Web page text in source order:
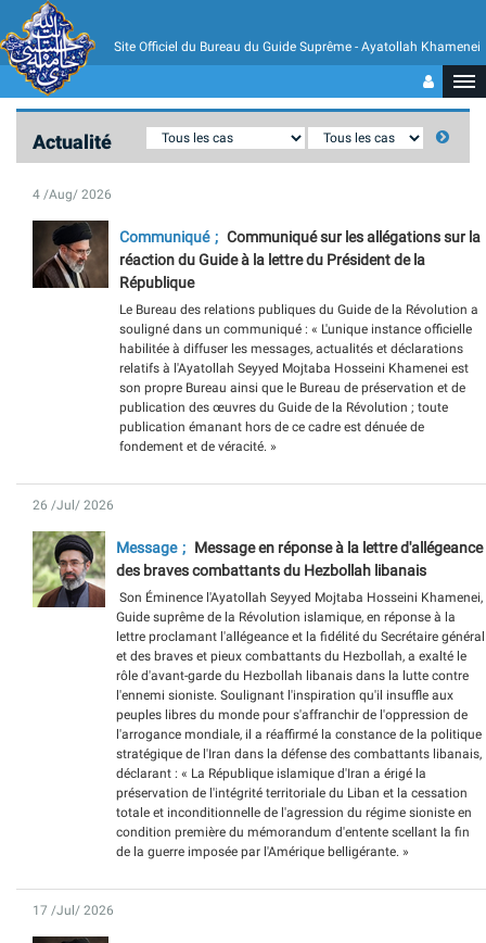
Site Officiel du Bureau du Guide Suprême - Ayatollah Khamenei
Actualité
4 /Aug/ 2026
Communiqué
Communiqué sur les allégations sur la
réaction du Guide à la lettre du Président de la
République
Le Bureau des relations publiques du Guide de la Révolution a
souligné dans un communiqué : « L'unique instance officielle
habilitée à diffuser les messages, actualités et déclarations
relatifs à l'Ayatollah Seyyed Mojtaba Hosseini Khamenei est
son propre Bureau ainsi que le Bureau de préservation et de
publication des œuvres du Guide de la Révolution ; toute
publication émanant hors de ce cadre est dénuée de
fondement et de véracité. »
26 /Jul/ 2026
Message
Message en réponse à la lettre d'allégeance
des braves combattants du Hezbollah libanais
​​​​​​​ Son Éminence l'Ayatollah Seyyed Mojtaba Hosseini Khamenei,
Guide suprême de la Révolution islamique, en réponse à la
lettre proclamant l'allégeance et la fidélité du Secrétaire général
et des braves et pieux combattants du Hezbollah, a exalté le
rôle d'avant-garde du Hezbollah libanais dans la lutte contre
l'ennemi sioniste. Soulignant l'inspiration qu'il insuffle aux
peuples libres du monde pour s'affranchir de l'oppression de
l'arrogance mondiale, il a réaffirmé la constance de la politique
stratégique de l'Iran dans la défense des combattants libanais,
déclarant : « La République islamique d'Iran a érigé la
préservation de l'intégrité territoriale du Liban et la cessation
totale et inconditionnelle de l'agression du régime sioniste en
condition première du mémorandum d'entente scellant la fin
de la guerre imposée par l'Amérique belligérante. »
17 /Jul/ 2026